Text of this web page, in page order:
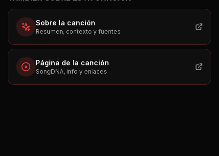
Sobre la canción
Resumen, contexto y fuentes
Página de la canción
SongDNA, info y enlaces